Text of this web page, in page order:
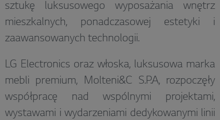
sztukę luksusowego wyposażania wnętrz
mieszkalnych, ponadczasowej estetyki i
zaawansowanych technologii.
LG Electronics oraz włoska, luksusowa marka
mebli premium, Molteni&C S.P.A, rozpoczęły
współpracę nad wspólnymi projektami,
wystawami i wydarzeniami dedykowanymi linii